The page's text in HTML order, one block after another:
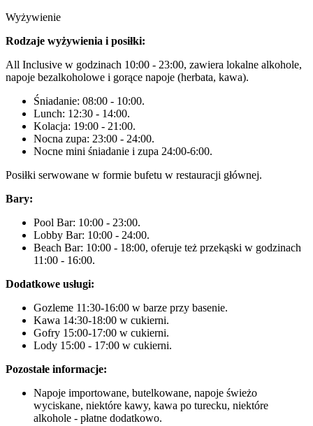
Wyżywienie
Rodzaje wyżywienia i posiłki:
All Inclusive w godzinach 10:00 - 23:00, zawiera lokalne alkohole,
napoje bezalkoholowe i gorące napoje (herbata, kawa).
Śniadanie: 08:00 - 10:00.
Lunch: 12:30 - 14:00.
Kolacja: 19:00 - 21:00.
Nocna zupa: 23:00 - 24:00.
Nocne mini śniadanie i zupa 24:00-6:00.
Posiłki serwowane w formie bufetu w restauracji głównej.
Bary:
Pool Bar: 10:00 - 23:00.
Lobby Bar: 10:00 - 24:00.
Beach Bar: 10:00 - 18:00, oferuje też przekąski w godzinach
11:00 - 16:00.
Dodatkowe usługi:
Gozleme 11:30-16:00 w barze przy basenie.
Kawa 14:30-18:00 w cukierni.
Gofry 15:00-17:00 w cukierni.
Lody 15:00 - 17:00 w cukierni.
Pozostałe informacje:
Napoje importowane, butelkowane, napoje świeżo
wyciskane, niektóre kawy, kawa po turecku, niektóre
alkohole - płatne dodatkowo.